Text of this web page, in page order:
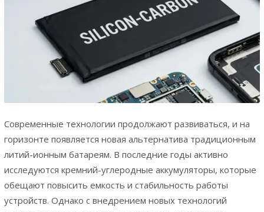
Современные технологии продолжают развиваться, и на
горизонте появляется новая альтернатива традиционным
литий-ионным батареям. В последние годы активно
исследуются кремний-углеродные аккумуляторы, которые
обещают повысить емкость и стабильность работы
устройств. Однако с внедрением новых технологий